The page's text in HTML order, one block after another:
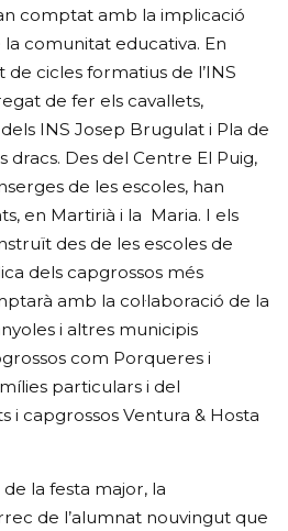
comptat amb la implicació
comunitat educativa. En
de cicles formatius de l’INS
de fer els cavallets,
INS Josep Brugulat i Pla de
dracs. Des del Centre El Puig,
de les escoles, han
en Martirià i la Maria. I els
des de les escoles de
dels capgrossos més
amb la col·laboració de la
i altres municipis
com Porqueres i
particulars i del
i capgrossos Ventura & Hosta
la festa major, la
de l’alumnat nouvingut que